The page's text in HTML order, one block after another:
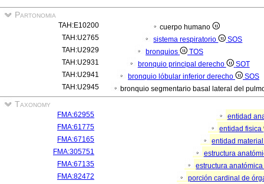
Partonomia
TAH:E10200
cuerpo humano
TAH:U2765
sistema respiratorio
SOS
TAH:U2929
bronquios
TOS
TAH:U2931
bronquio principal derecho
SOT
TAH:U2941
bronquio lóbular inferior derecho
SOS
TAH:U2945
bronquio segmentario basal lateral del
Taxonomy
FMA:62955
entidad
FMA:61775
entidad fisica
FMA:67165
entidad
FMA:305751
estructura
FMA:67135
estructura
FMA:82472
porción cardinal de